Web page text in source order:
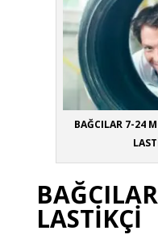
BAĞCILAR 7-24
LASTİKÇİ